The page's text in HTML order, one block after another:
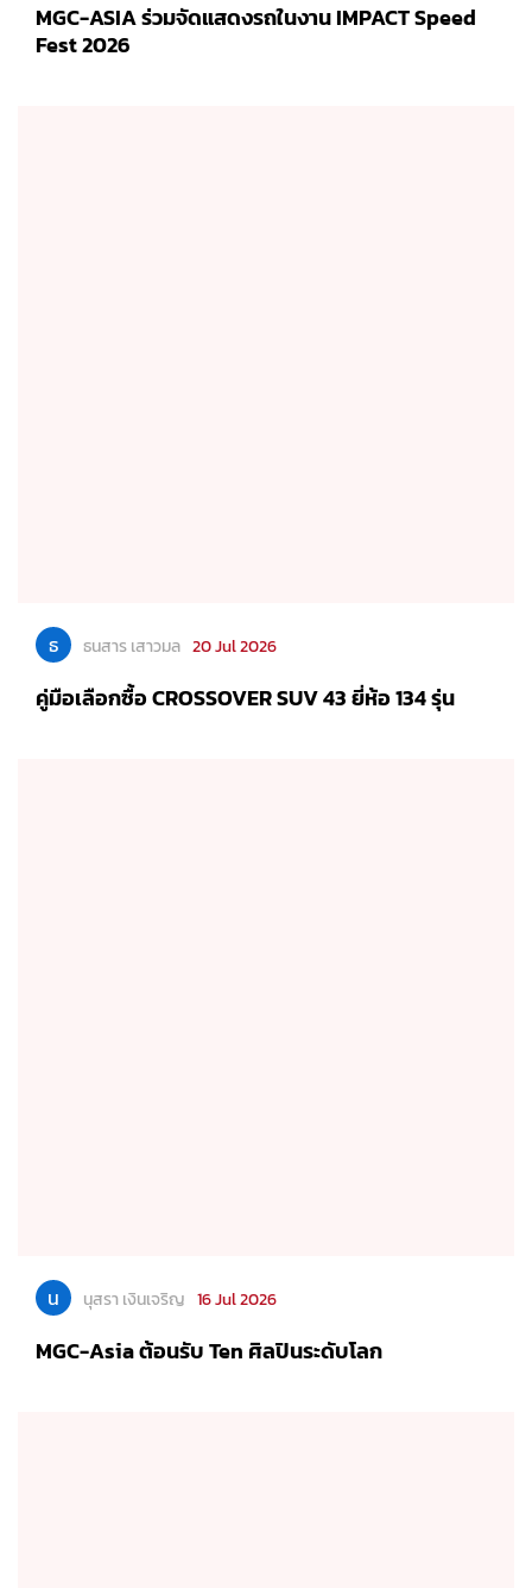
MGC-ASIA ร่วมจัดแสดงรถในงาน IMPACT Speed
Fest 2026
ธ ธนสาร เสาวมล 20 Jul 2026
คู่มือเลือกซื้อ CROSSOVER SUV 43 ยี่ห้อ 134 รุ่น
น นุสรา เงินเจริญ 16 Jul 2026
MGC-Asia ต้อนรับ Ten ศิลปินระดับโลก